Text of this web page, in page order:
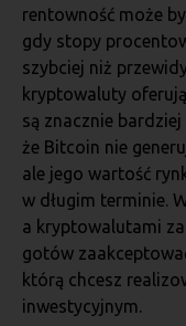
rentowność może
gdy stopy
szybciej niż
kryptowaluty
są znacznie
że Bitcoin nie
ale jego wartość
w długim terminie.
a kryptowalutami
gotów
którą chcesz
inwestycyjnym.